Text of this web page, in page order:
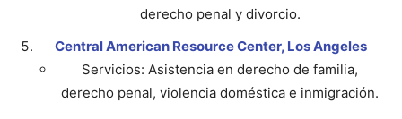
derecho penal y divorcio.
Central American Resource Center, Los Angeles
Servicios: Asistencia en derecho de familia,
derecho penal, violencia doméstica e inmigración.